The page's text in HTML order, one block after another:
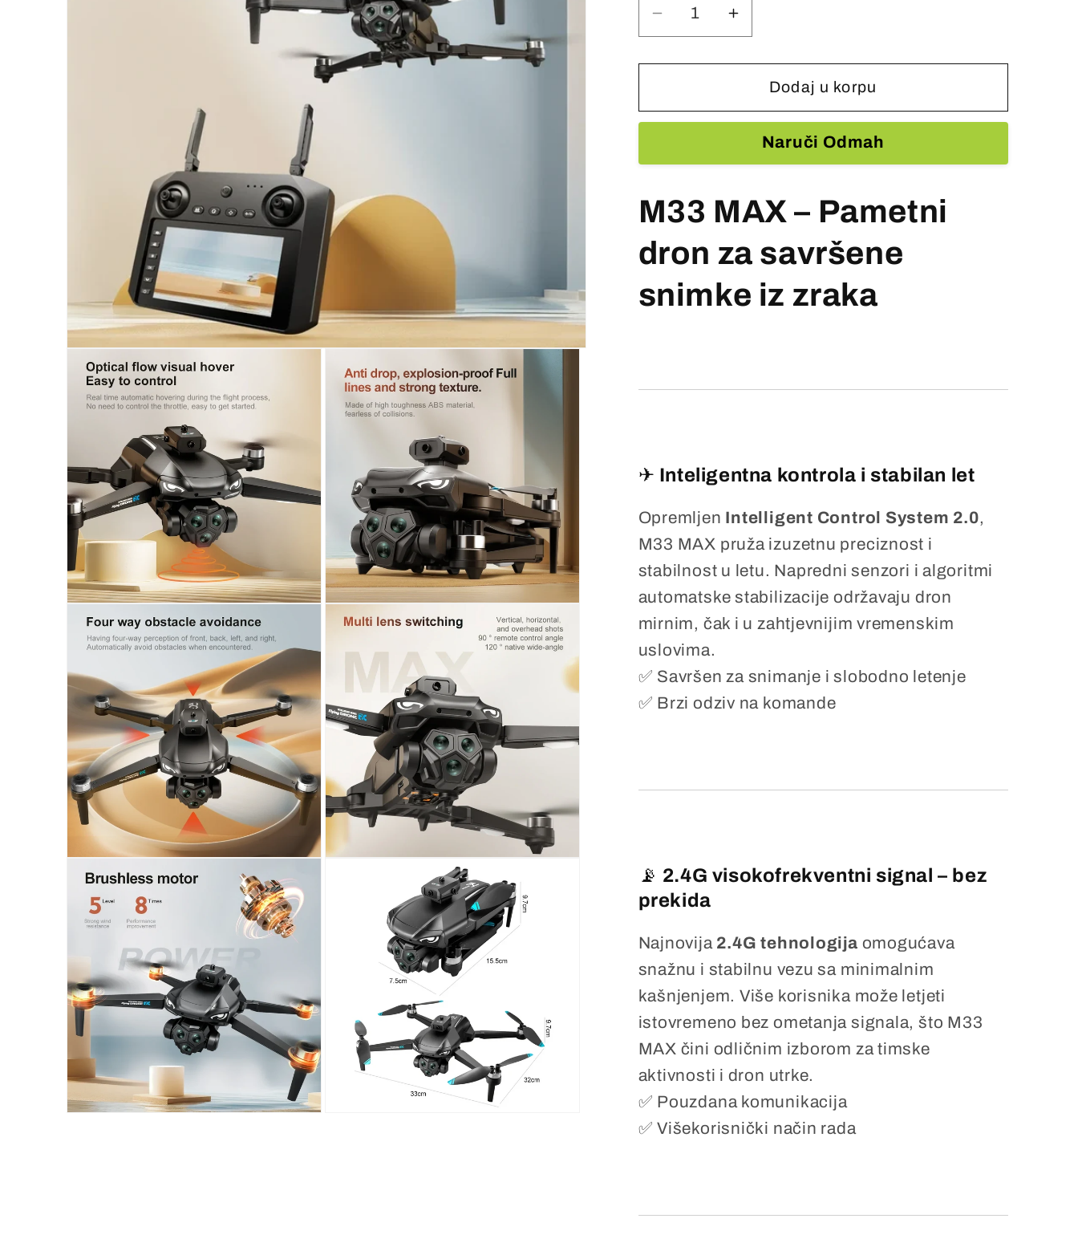
Smanjite
količinu
za
DRON
Povećajte
količinu
za
Pametni
DRON
M33
Max
Dodaj u korpu
Naruči Odmah
M33 MAX – Pametni
dron za savršene
snimke iz zraka
✈ Inteligentna kontrola i stabilan let
Opremljen Intelligent Control System 2.0,
M33 MAX pruža izuzetnu preciznost i
stabilnost u letu. Napredni senzori i algoritmi
automatske stabilizacije održavaju dron
mirnim, čak i u zahtjevnijim vremenskim
uslovima.
✅ Savršen za snimanje i slobodno letenje
✅ Brzi odziv na komande
📡 2.4G visokofrekventni signal – bez
prekida
Najnovija 2.4G tehnologija omogućava
snažnu i stabilnu vezu sa minimalnim
kašnjenjem. Više korisnika može letjeti
istovremeno bez ometanja signala, što M33
MAX čini odličnim izborom za timske
aktivnosti i dron utrke.
✅ Pouzdana komunikacija
✅ Višekorisnički način rada